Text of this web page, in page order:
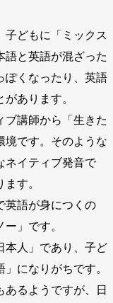
どもに「ミックス
語と英語が混ざった
ぽくなったり、英語
あります。
講師から「生きた
境です。そのような
ネイティブ発音で
す。
語が身につくの
」です。
人」であり、子ど
になりがちです。
るようですが、日